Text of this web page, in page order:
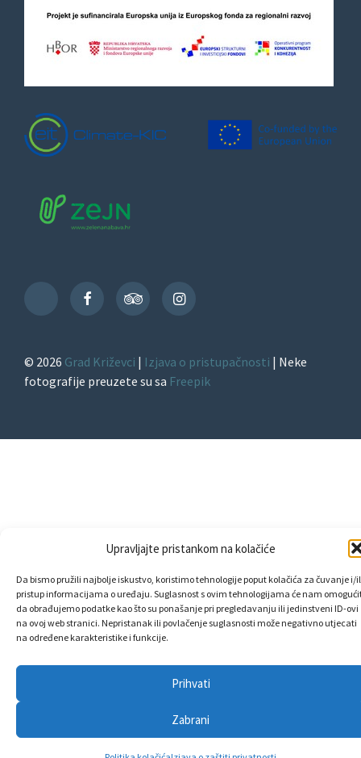
Upravljajte pristankom na kolačiće
Da bismo pružili najbolje iskustvo, koristimo tehnologije poput kolačića za čuvanje i/
pristup informacijama o uređaju. Suglasnost s ovim tehnologijama će nam
da obrađujemo podatke kao što su ponašanje pri pregledavanju ili jedinstveni ID-ovi
na ovoj web stranici. Nepristanak ili povlačenje suglasnosti može negativno utjecati
na određene karakteristike i funkcije.
Prihvati
Zabrani
TikTok
FacebookTripAdvisorInstagram
© 2026 Grad Križevci | Izjava o pristupačnosti | Neke
fotografije preuzete su sa Freepik